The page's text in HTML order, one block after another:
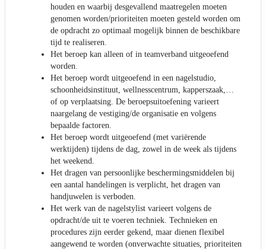
houden en waarbij desgevallend maatregelen moeten
genomen worden/prioriteiten moeten gesteld worden om
de opdracht zo optimaal mogelijk binnen de beschikbare
tijd te realiseren.
Het beroep kan alleen of in teamverband uitgeoefend
worden.
Het beroep wordt uitgeoefend in een nagelstudio,
schoonheidsinstituut, wellnesscentrum, kapperszaak,…
of op verplaatsing. De beroepsuitoefening varieert
naargelang de vestiging/de organisatie en volgens
bepaalde factoren.
Het beroep wordt uitgeoefend (met variërende
werktijden) tijdens de dag, zowel in de week als tijdens
het weekend.
Het dragen van persoonlijke beschermingsmiddelen bij
een aantal handelingen is verplicht, het dragen van
handjuwelen is verboden.
Het werk van de nagelstylist varieert volgens de
opdracht/de uit te voeren techniek. Technieken en
procedures zijn eerder gekend, maar dienen flexibel
aangewend te worden (onverwachte situaties, prioriteiten